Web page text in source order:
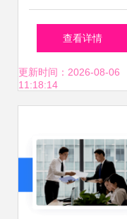
宝安、民治招商加
盟，点亮未来投资
查看详情
更新时间：2026-08-06
11:18:14